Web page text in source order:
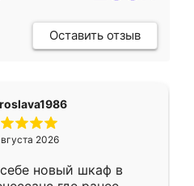
Оставить отзыв
2026
новый шкаф в